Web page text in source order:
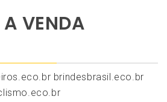
VENDA
brindesbrasil.eco.br